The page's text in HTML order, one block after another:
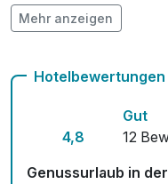
Mit Hotelbar
Mehr anzeigen
Hotelbewertungen
4,8
Gut
12
Genussurlaub in